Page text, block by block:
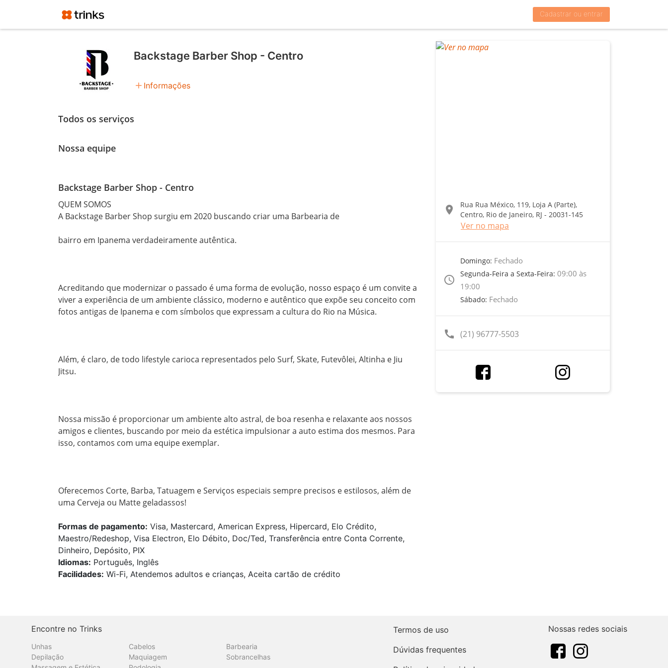
Cadastrar ou entrar
Backstage Barber Shop - Centro
add Informações
Todos os serviços
Nossa equipe
Backstage Barber Shop - Centro
QUEM SOMOS
A Backstage Barber Shop surgiu em 2020 buscando criar uma Barbearia de
bairro em Ipanema verdadeiramente autêntica.
Acreditando que modernizar o passado é uma forma de evolução, nosso espaço é um convite a
viver a experiência de um ambiente clássico, moderno e autêntico que expõe seu conceito com
fotos antigas de Ipanema e com símbolos que expressam a cultura do Rio na Música.
Além, é claro, de todo lifestyle carioca representados pelo Surf, Skate, Futevôlei, Altinha e Jiu
Jitsu.
Nossa missão é proporcionar um ambiente alto astral, de boa resenha e relaxante aos nossos
amigos e clientes, buscando por meio da estética impulsionar a auto estima dos mesmos. Para
isso, contamos com uma equipe exemplar.
Oferecemos Corte, Barba, Tatuagem e Serviços especiais sempre precisos e estilosos, além de
uma Cerveja ou Matte geladassos!
Formas de pagamento: Visa, Mastercard, American Express, Hipercard, Elo Crédito,
Maestro/Redeshop, Visa Electron, Elo Débito, Doc/Ted, Transferência entre Conta Corrente,
Dinheiro, Depósito, PIX
Idiomas: Português, Inglês
Facilidades: Wi-Fi, Atendemos adultos e crianças, Aceita cartão de crédito
location_on
Rua Rua México, 119, Loja A (Parte),
Centro, Rio de Janeiro, RJ - 20031-145
Ver no mapa
access_time
Domingo: Fechado
Segunda-Feira a Sexta-Feira: 09:00 às
19:00
Sábado: Fechado
call (21) 96777-5503
Encontre no Trinks
Unhas Cabelos
Barbearia
Depilação
Maquiagem
Sobrancelhas
Termos de uso
Dúvidas frequentes
Nossas redes sociais